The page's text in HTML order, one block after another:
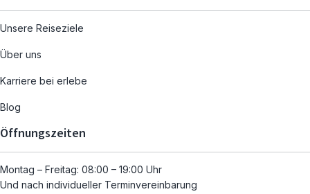
Unsere Reiseziele
Über uns
Karriere bei erlebe
Blog
Öffnungszeiten
Montag – Freitag: 08:00 – 19:00 Uhr
Und nach individueller Terminvereinbarung